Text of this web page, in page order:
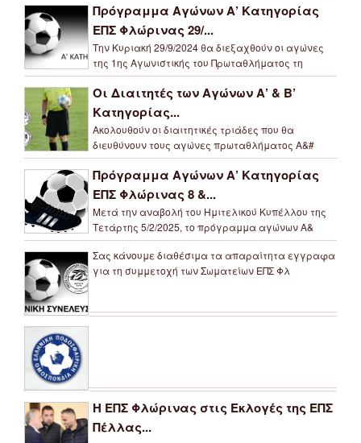
Πρόγραμμα Αγώνων Α’ Κατηγορίας
ΕΠΣ Φλώρινας 29/...
Την Κυριακή 29/9/2024 θα διεξαχθούν οι αγώνες
της 1ης Αγωνιστικής του Πρωταθλήματος τη
Οι Διαιτητές των Αγώνων Α’ & Β’
Κατηγορίας...
Ακολουθούν οι διαιτητικές τριάδες που θα
διευθύνουν τους αγώνες πρωταθλήματος Α&#
Πρόγραμμα Αγώνων Α’ Κατηγορίας
ΕΠΣ Φλώρινας 8 &...
Μετά την αναβολή του Ημιτελικού Κυπέλλου της
Τετάρτης 5/2/2025, το πρόγραμμα αγώνων Α&
Σας κάνουμε διαθέσιμα τα απαραίτητα εγγραφα
για τη συμμετοχή των Σωματείων ΕΠΣ Φλ
Η ΕΠΣ Φλώρινας στις Εκλογές της ΕΠΣ
Πέλλας...